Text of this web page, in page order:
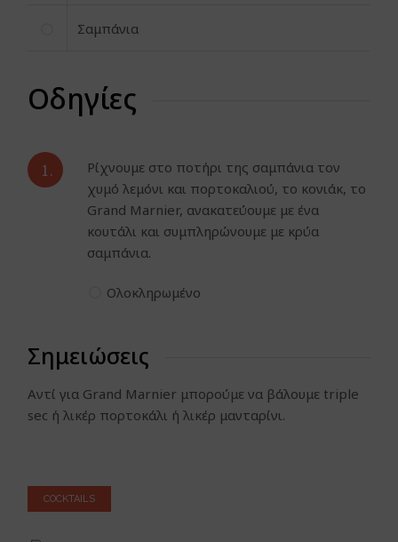
Σαμπάνια
Οδηγίες
1.
Ρίχνουμε στο ποτήρι της σαμπάνια τον
χυμό λεμόνι και πορτοκαλιού, το κονιάκ, το
Grand Marnier, ανακατεύουμε με ένα
κουτάλι και συμπληρώνουμε με κρύα
σαμπάνια.
Ολοκληρωμένο
Σημειώσεις
Αντί για Grand Marnier μπορούμε να βάλουμε triple
sec ή λικέρ πορτοκάλι ή λικέρ μανταρίνι.
COCKTAILS